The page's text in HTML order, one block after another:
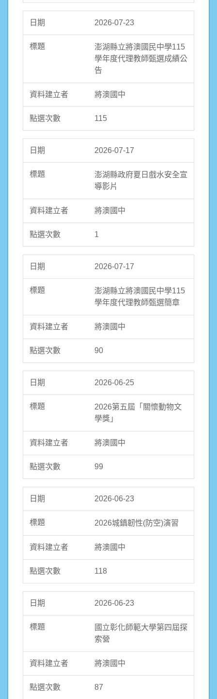
2026-07-23
澎湖縣立將澳國民中學115
學年度代理教師甄選成績公
告
將澳國中
115
2026-07-17
澎湖縣政府夏日戲水安全宣
導影片
將澳國中
1
2026-07-17
澎湖縣立將澳國民中學115
學年度代理教師甄選簡章
將澳國中
90
2026-06-25
2026第五屆「關懷動物文
學獎」
將澳國中
99
2026-06-23
2026城鎮韌性(防空)演習
將澳國中
118
2026-06-23
國立彰化師範大學第四屆探
索營
將澳國中
87